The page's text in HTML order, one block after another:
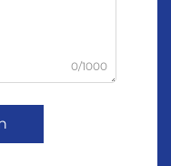
0/1000